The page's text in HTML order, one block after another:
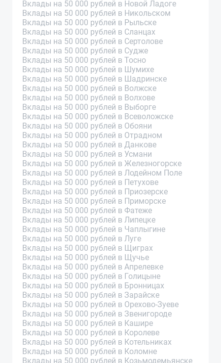
Вклады на 50 000 рублей в Новой Ладоге
Вклады на 50 000 рублей в Никольском
Вклады на 50 000 рублей в Рыльске
Вклады на 50 000 рублей в Сланцах
Вклады на 50 000 рублей в Сертолове
Вклады на 50 000 рублей в Судже
Вклады на 50 000 рублей в Тосно
Вклады на 50 000 рублей в Шумихе
Вклады на 50 000 рублей в Шадринске
Вклады на 50 000 рублей в Волжске
Вклады на 50 000 рублей в Волхове
Вклады на 50 000 рублей в Выборге
Вклады на 50 000 рублей в Всеволожске
Вклады на 50 000 рублей в Обояни
Вклады на 50 000 рублей в Отрадном
Вклады на 50 000 рублей в Данкове
Вклады на 50 000 рублей в Усмани
Вклады на 50 000 рублей в Железногорске
Вклады на 50 000 рублей в Лодейном Поле
Вклады на 50 000 рублей в Петухове
Вклады на 50 000 рублей в Приозерске
Вклады на 50 000 рублей в Приморске
Вклады на 50 000 рублей в Фатеже
Вклады на 50 000 рублей в Липецке
Вклады на 50 000 рублей в Чаплыгине
Вклады на 50 000 рублей в Луге
Вклады на 50 000 рублей в Щиграх
Вклады на 50 000 рублей в Щучье
Вклады на 50 000 рублей в Апрелевке
Вклады на 50 000 рублей в Голицыне
Вклады на 50 000 рублей в Бронницах
Вклады на 50 000 рублей в Зарайске
Вклады на 50 000 рублей в Орехово-Зуеве
Вклады на 50 000 рублей в Звенигороде
Вклады на 50 000 рублей в Кашире
Вклады на 50 000 рублей в Королеве
Вклады на 50 000 рублей в Котельниках
Вклады на 50 000 рублей в Коломне
Вклады на 50 000 рублей в Козьмодемьянске